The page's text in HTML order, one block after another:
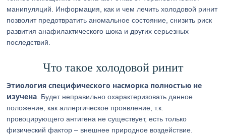
манипуляций. Информация, как и чем лечить холодовой ринит
позволит предотвратить аномальное состояние, снизить риск
развития анафилактического шока и других серьезных
последствий.
Что такое холодовой ринит
Этиология специфического насморка полностью не
изучена . Будет неправильно охарактеризовать данное
положение, как аллергическое проявление, т.к.
провоцирующего антигена не существует, есть только
физический фактор – внешнее природное воздействие.